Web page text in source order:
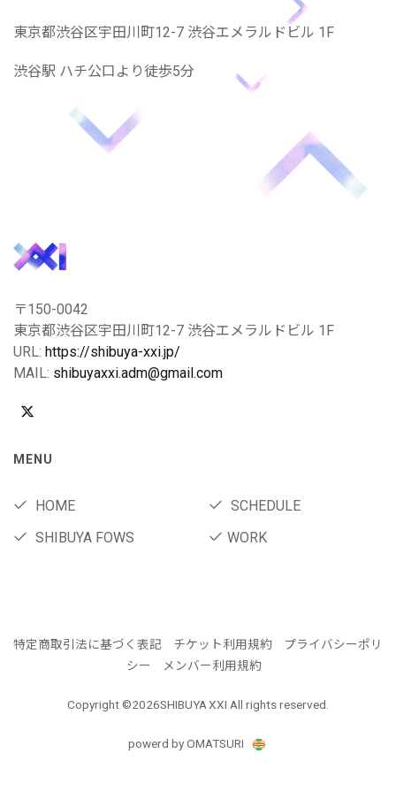
東京都渋谷区宇田川町12-7 渋谷エメラルドビル 1F
渋谷駅 ハチ公口より徒歩5分
〒150-0042
東京都渋谷区宇田川町12-7 渋谷エメラルドビル 1F
URL: https://shibuya-xxi.jp/
MAIL: shibuyaxxi.adm@gmail.com
MENU
HOME
SCHEDULE
SHIBUYA FOWS
WORK
特定商取引法に基づく表記 チケット利用規約
プライバシーポリ
シー
メンバー利用規約
Copyright ©2026SHIBUYA XXI All rights reserved.
powerd by OMATSURI